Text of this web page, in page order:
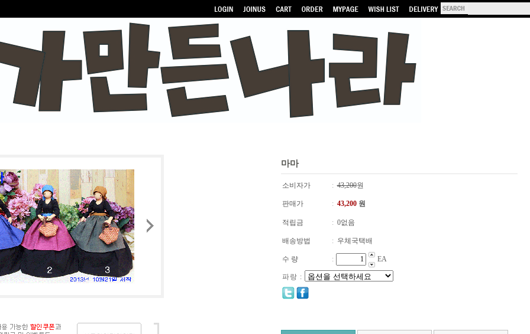
마마
소비자가 : 43,200원
판매가 : 43,200원
적립금 : 0없음
배송방법 : 우체국택배
수 량 : EA
파랑 :